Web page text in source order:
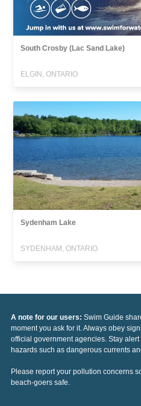
South Crosby (Lac Sand Lake)
ELGIN, ONTARIO
Sydenham Lake
SYDENHAM, ONTARIO
A note for our users: Swim Guide
moment you ask for it. Always obey
official government agencies. Stay
hazards such as dangerous currents
Please report your pollution concerns
beach-goers safe.